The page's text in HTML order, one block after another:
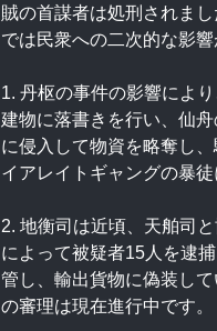
賊の首謀者は処刑されま
では民衆への二次的な影
1. 丹枢の事件の影響によ
建物に落書きを行い、仙
に侵入して物資を略奪し
イアレイトギャングの暴
2. 地衡司は近頃、天舶司
によって被疑者15人を逮
管し、輸出貨物に偽装し
の審理は現在進行中です。